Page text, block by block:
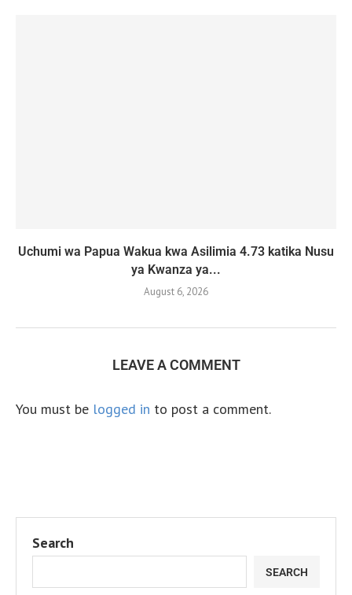
Uchumi wa Papua Wakua kwa Asilimia 4.73 katika Nusu
ya Kwanza ya...
August 6, 2026
LEAVE A COMMENT
You must be logged in to post a comment.
Search
SEARCH